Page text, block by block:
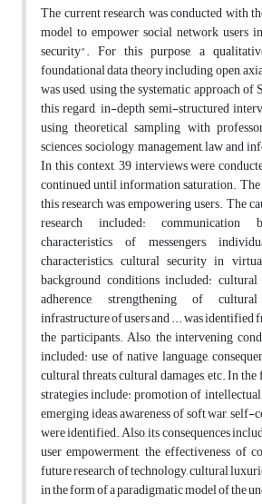
The current research was conducted with
model to empower social network users
security". For this purpose, a
foundational data theory including open,
was used, using the systematic approach
this regard, in-depth semi-structured
using theoretical sampling with
sciences, sociology, management, law and
In this context, 39 interviews were
continued until information saturation.
this research was empowering users. The
research included: communication
characteristics of messengers,
characteristics, cultural security in
background conditions included:
adherence, strengthening of
infrastructure of users and ... was identified
the participants. Also, the intervening
included: use of native language,
cultural threats, cultural damages, etc. In
strategies include: promotion of
emerging ideas, awareness of soft war, self-
were identified. Also, its consequences
user empowerment, the effectiveness of
future research of technology, cultural
in the form of a paradigmatic model of the